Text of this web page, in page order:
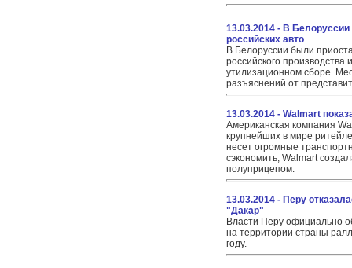
13.03.2014 - В
российских авто
В Белоруссии были
российского производства
утилизационном сборе.
разъяснений от
13.03.2014 - Walmart
Американская компания
крупнейших в мире
несет огромные
сэкономить, Walmart
полуприцепом.
13.03.2014 - Перу
"Дакар"
Власти Перу официально
на территории страны
году.